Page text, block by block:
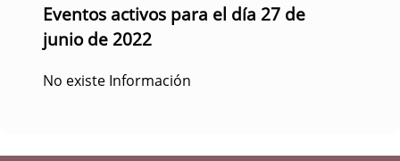
Eventos activos para el día 27 de
junio de 2022
No existe Información